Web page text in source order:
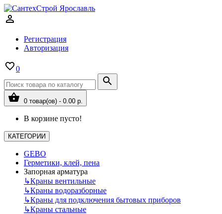
Регистрация
Авторизация
0
0 товар(ов) - 0.00 р.
В корзине пусто!
КАТЕГОРИИ
GEBO
Герметики, клей, пена
Запорная арматура
↳Краны вентильные
↳Краны водоразборные
↳Краны для подключения бытовых приборов
↳Краны стальные